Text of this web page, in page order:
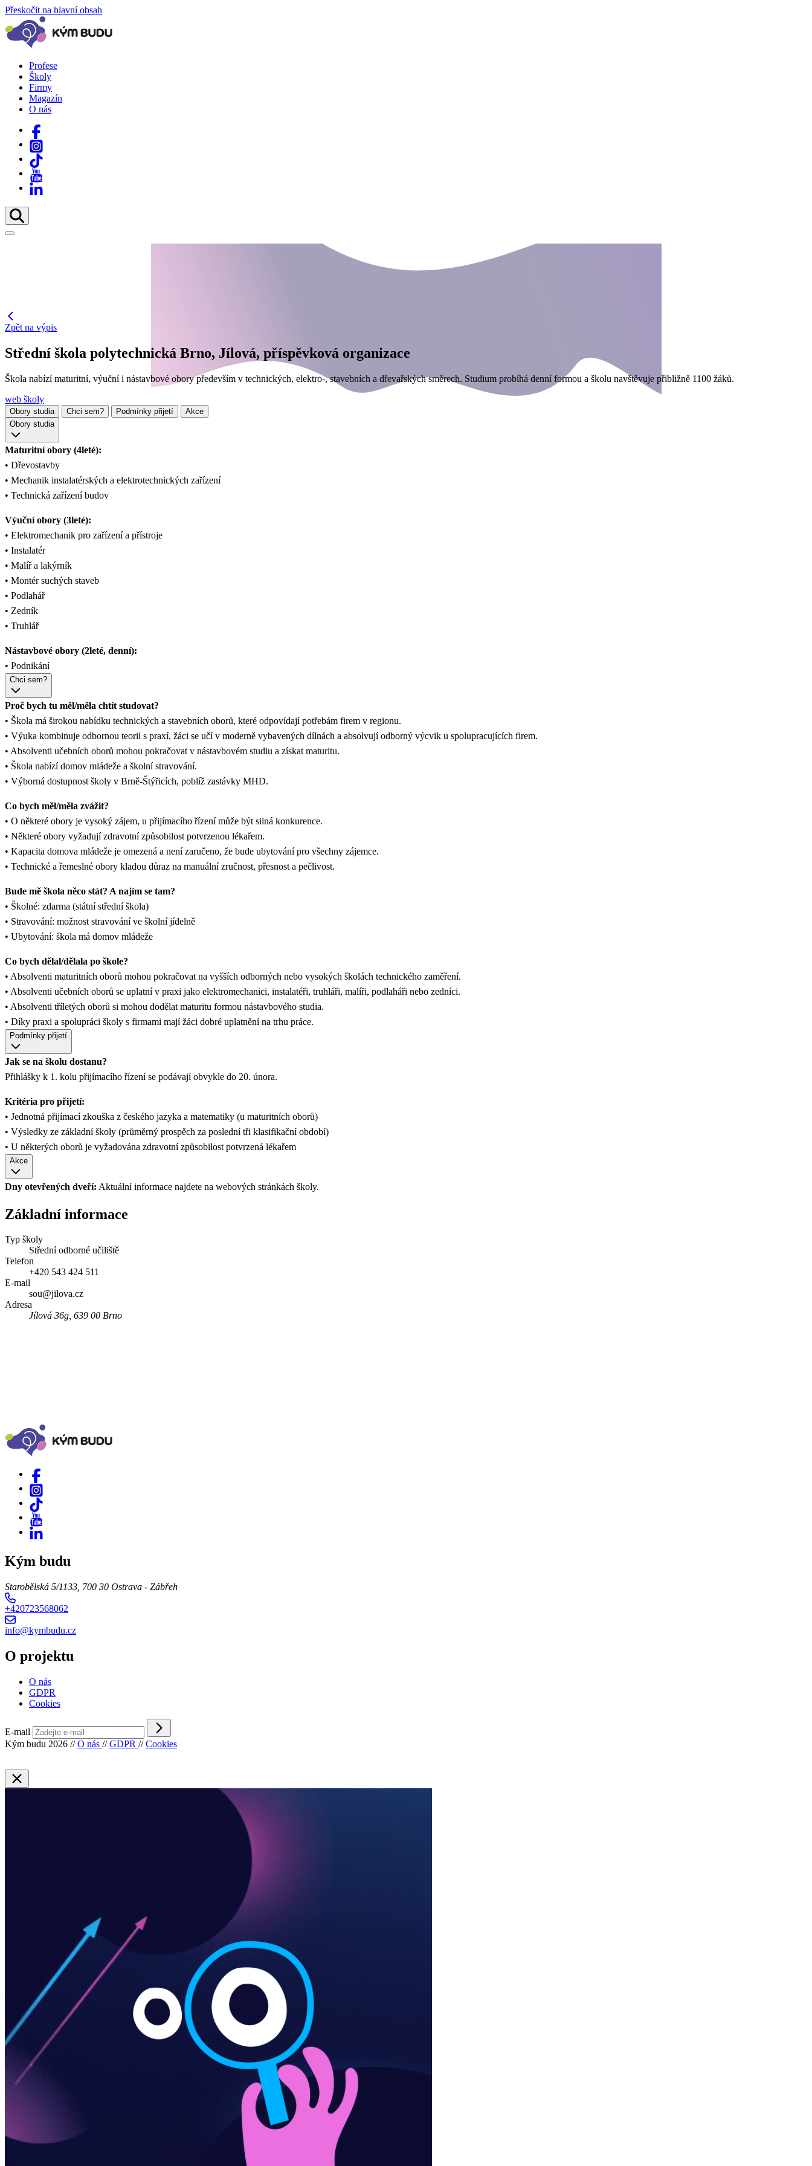
Přeskočit na hlavní obsah
Profese
Školy
Firmy
Magazín
O nás
Zpět na výpis
Střední škola polytechnická Brno, Jílová, příspěvková organizace
Škola nabízí maturitní, výuční i nástavbové obory především v technických, elektro-, stavebních a dřevařských směrech. Studium probíhá denní formou a školu navštěvuje přibližně 1100 žáků.
web školy
Obory studia Chci sem? Podmínky přijetí
Akce
Obory studia
Maturitní obory (4leté):
• Dřevostavby
• Mechanik instalatérských a elektrotechnických zařízení
• Technická zařízení budov
Výuční obory (3leté):
• Elektromechanik pro zařízení a přístroje
• Instalatér
• Malíř a lakýrník
• Montér suchých staveb
• Podlahář
• Zedník
• Truhlář
Nástavbové obory (2leté, denní):
• Podnikání
Chci sem?
Proč bych tu měl/měla chtít studovat?
• Škola má širokou nabídku technických a stavebních oborů, které odpovídají potřebám firem v regionu.
• Výuka kombinuje odbornou teorii s praxí, žáci se učí v moderně vybavených dílnách a absolvují odborný výcvik u spolupracujících firem.
• Absolventi učebních oborů mohou pokračovat v nástavbovém studiu a získat maturitu.
• Škola nabízí domov mládeže a školní stravování.
• Výborná dostupnost školy v Brně-Štýřicích, poblíž zastávky MHD.
Co bych měl/měla zvážit?
• O některé obory je vysoký zájem, u přijímacího řízení může být silná konkurence.
• Některé obory vyžadují zdravotní způsobilost potvrzenou lékařem.
• Kapacita domova mládeže je omezená a není zaručeno, že bude ubytování pro všechny zájemce.
• Technické a řemeslné obory kladou důraz na manuální zručnost, přesnost a pečlivost.
Bude mě škola něco stát? A najím se tam?
• Školné: zdarma (státní střední škola)
• Stravování: možnost stravování ve školní jídelně
• Ubytování: škola má domov mládeže
Co bych dělal/dělala po škole?
• Absolventi maturitních oborů mohou pokračovat na vyšších odborných nebo vysokých školách technického zaměření.
• Absolventi učebních oborů se uplatní v praxi jako elektromechanici, instalatéři, truhláři, malíři, podlaháři nebo zedníci.
• Absolventi tříletých oborů si mohou dodělat maturitu formou nástavbového studia.
• Díky praxi a spolupráci školy s firmami mají žáci dobré uplatnění na trhu práce.
Podmínky přijetí
Jak se na školu dostanu?
Přihlášky k 1. kolu přijímacího řízení se podávají obvykle do 20. února.
Kritéria pro přijetí:
• Jednotná přijímací zkouška z českého jazyka a matematiky (u maturitních oborů)
• Výsledky ze základní školy (průměrný prospěch za poslední tři klasifikační období)
• U některých oborů je vyžadována zdravotní způsobilost potvrzená lékařem
Akce
Dny otevřených dveří: Aktuální informace najdete na webových stránkách školy.
Základní informace
Typ školy
Střední odborné učiliště
Telefon
+420 543 424 511
E-mail
sou@jilova.cz
Adresa
Jílová 36g, 639 00 Brno
Kým budu
Starobělská 5/1133, 700 30 Ostrava - Zábřeh
+420723568062
info@kymbudu.cz
O projektu
O nás
GDPR
Cookies
E-mail
Kým budu 2026 // O nás // GDPR // Cookies